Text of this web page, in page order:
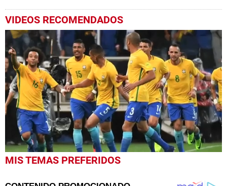
VIDEOS RECOMENDADOS
0
seconds
MIS TEMAS PREFERIDOS